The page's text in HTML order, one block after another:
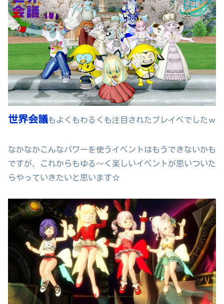
世界会議もよくもわるくも注目されたプレイベでしたｗ
なかなかこんなパワーを使うイベントはもうできないかも
ですが、これからもゆる～く楽しいイベントが思いついた
らやっていきたいと思います☆